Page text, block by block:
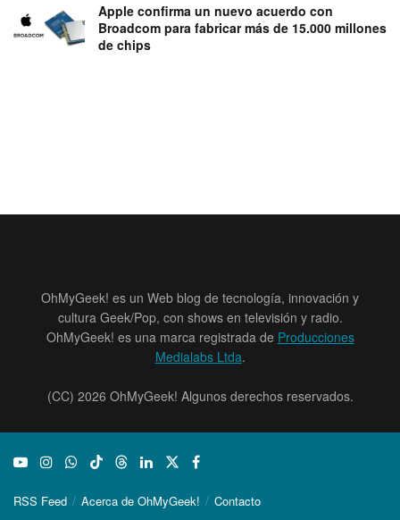
Apple confirma un nuevo acuerdo con
Broadcom para fabricar más de 15.000 millones
de chips
OhMyGeek! es un Web blog de tecnología, innovación y
cultura Geek/Pop, con shows en televisión y radio.
OhMyGeek! es una marca registrada de Producciones
Medialabs Ltda.
(CC) 2026 OhMyGeek! Algunos derechos reservados.
RSS Feed Acerca de OhMyGeek! Contacto